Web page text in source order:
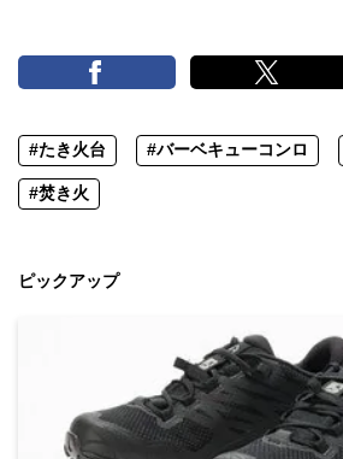
#たき火台 #バーベキューコンロ
#焚き火
ピックアップ